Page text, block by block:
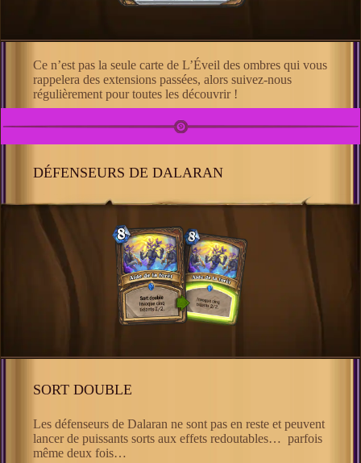
Ce n’est pas la seule carte de L’Éveil des ombres qui vous
rappelera des extensions passées, alors suivez-nous
régulièrement pour toutes les découvrir !
DÉFENSEURS DE DALARAN
SORT DOUBLE
Les défenseurs de Dalaran ne sont pas en reste et peuvent
lancer de puissants sorts aux effets redoutables… parfois
même deux fois…